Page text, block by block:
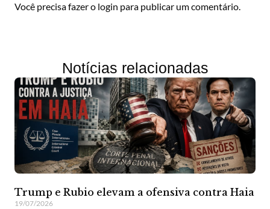
Você precisa fazer o login para publicar um comentário.
Notícias relacionadas
Trump e Rubio elevam a ofensiva contra Haia
19/07/2026